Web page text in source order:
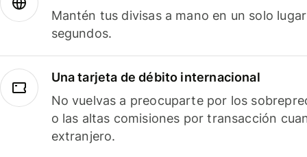
Mantén tus divisas a mano en un solo
segundos.
Una tarjeta de débito internacional
No vuelvas a preocuparte por los
o las altas comisiones por transacción
extranjero.